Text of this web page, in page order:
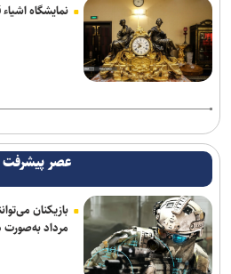
طراحی تاشو و
بازمی‌گردند
نمایشگاه
عصر
مرداد به‌صورت